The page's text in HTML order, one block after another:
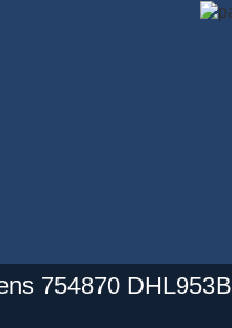
754870